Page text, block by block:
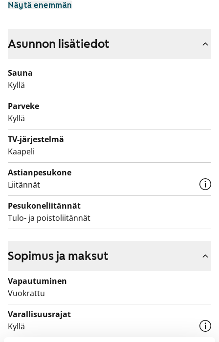
pyykinpesukoneelle ja kuivausrummulle. Kaksioissa on
jossa asukasvalinta perustuu asunnon tarpeen
kiireellisyyteen, hakijoiden tuloihin ja varallisuuteen,
sekä asunnon tarpeen syyhyn.
Näytä enemmän
Asunnon lisätiedot
Sauna
Kyllä
Parveke
Kyllä
TV-järjestelmä
Kaapeli
Astianpesukone
Liitännät
Pesukoneliitännät
Tulo- ja poistoliitännät
Sopimus ja maksut
Vapautuminen
Vuokrattu
Varallisuusrajat
Kyllä